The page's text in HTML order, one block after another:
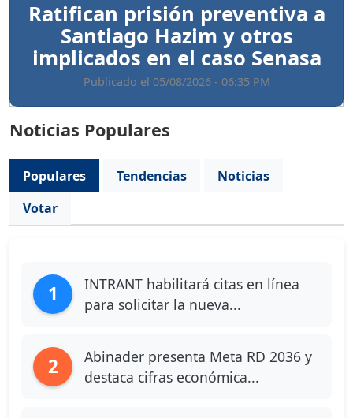
Ratifican prisión preventiva a
Santiago Hazim y otros
implicados en el caso Senasa
Publicado el 05/08/2026 - 06:35 PM
Noticias Populares
Populares Tendencias
Noticias
Votar
1
INTRANT habilitará citas en línea
para solicitar la nueva...
2
Abinader presenta Meta RD 2036 y
destaca cifras económica...